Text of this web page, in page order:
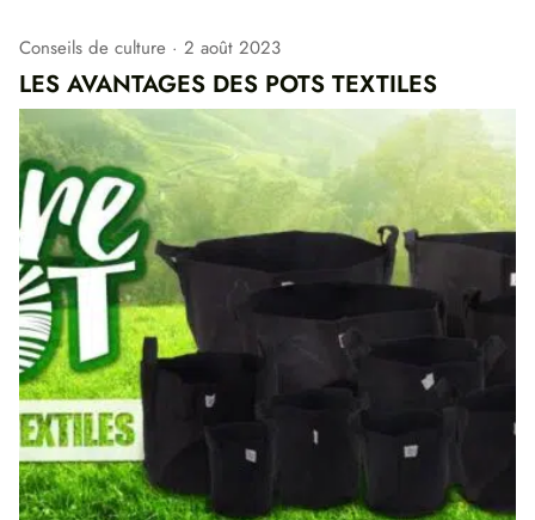
Conseils de culture 2 août 2023
LES AVANTAGES DES POTS TEXTILES